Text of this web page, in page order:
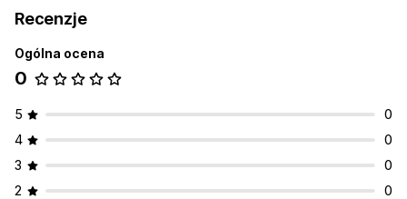
Recenzje
Ogólna ocena
0
5
0
4
0
3
0
2
0